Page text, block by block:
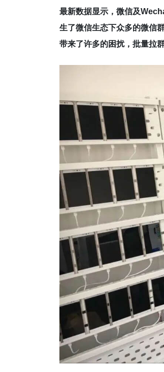
最新数据显示，微信及
生了微信生态下众多的微信
带来了许多的困扰，批量拉